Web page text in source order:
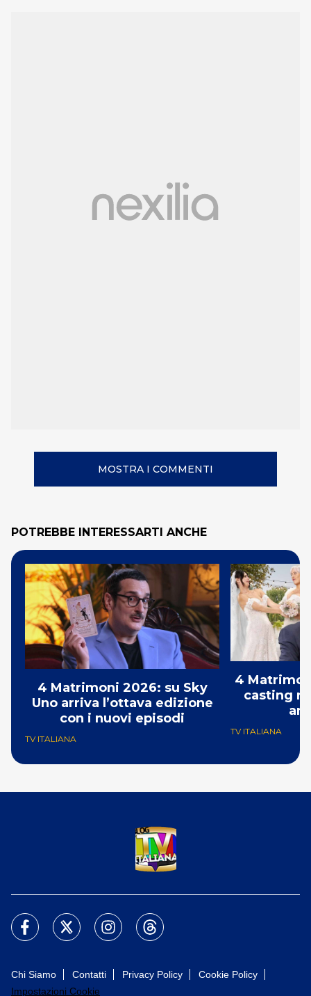
MOSTRA I COMMENTI
POTREBBE INTERESSARTI ANCHE
4 Matrimoni 2026: su Sky
Uno arriva l’ottava edizione
con i nuovi episodi
TV ITALIANA
4
casting
TV ITALIANA
Chi Siamo Contatti Privacy Policy
Cookie Policy
Impostazioni Cookie